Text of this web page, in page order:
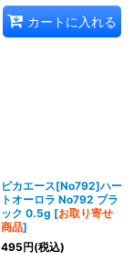
カートに入れる
ピカエース[No792]ハー
トオーロラ No792 ブラ
ック 0.5g [お取り寄せ
商品]
495円(税込)